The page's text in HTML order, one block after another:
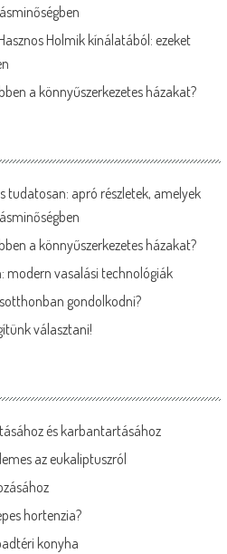
Holmik kínálatából: ezeket
a könnyűszerkezetes házakat?
tudatosan: apró részletek, amelyek
a könnyűszerkezetes házakat?
modern vasalási technológiák
gondolkodni?
választani!
és karbantartásához
az eukaliptuszról
hortenzia?
konyha